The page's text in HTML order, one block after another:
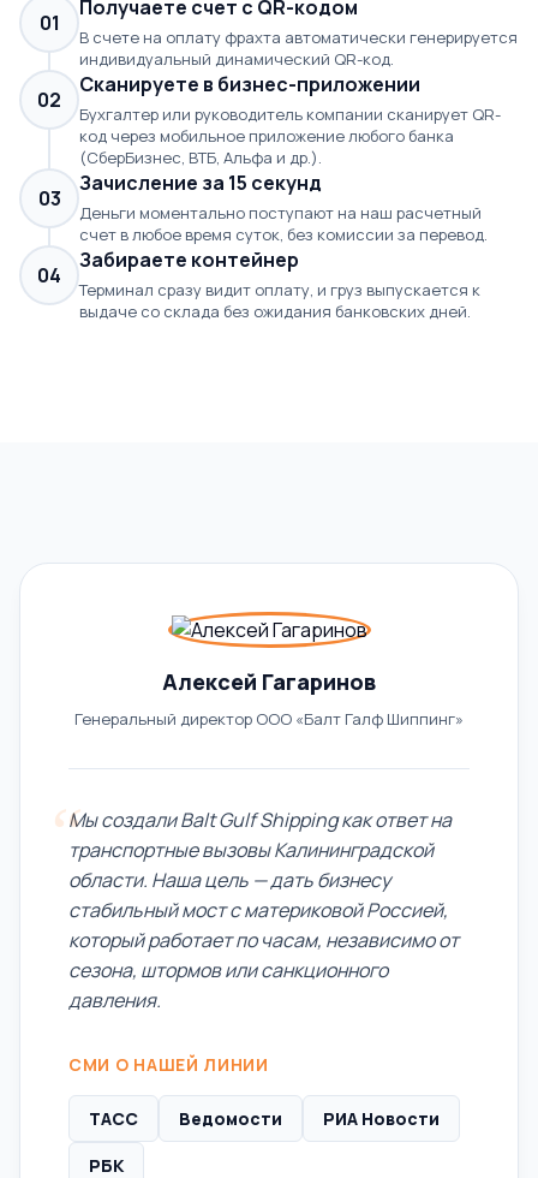
01
Получаете счет с QR-кодом
В счете на оплату фрахта автоматически генерируется
индивидуальный динамический QR-код.
02
Сканируете в бизнес-приложении
Бухгалтер или руководитель компании сканирует QR-
код через мобильное приложение любого банка
(СберБизнес, ВТБ, Альфа и др.).
03
Зачисление за 15 секунд
Деньги моментально поступают на наш расчетный
счет в любое время суток, без комиссии за перевод.
04
Забираете контейнер
Терминал сразу видит оплату, и груз выпускается к
выдаче со склада без ожидания банковских дней.
Алексей Гагаринов
Генеральный директор ООО «Балт Галф Шиппинг»
Мы создали Balt Gulf Shipping как ответ на
транспортные вызовы Калининградской
области. Наша цель — дать бизнесу
стабильный мост с материковой Россией,
который работает по часам, независимо от
сезона, штормов или санкционного
давления.
СМИ О НАШЕЙ ЛИНИИ
ТАСС Ведомости РИА Новости
РБК